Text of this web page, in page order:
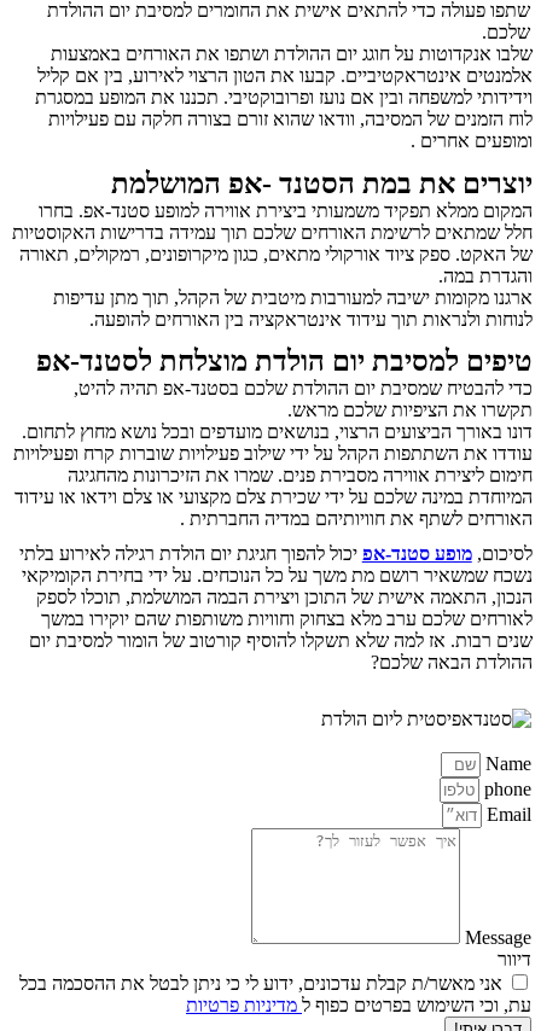
שתפו פעולה כדי להתאים אישית את החומרים למסיבת יום ההולדת
שלכם.
שלבו אנקדוטות על חוגג יום ההולדת ושתפו את האורחים באמצעות
אלמנטים אינטראקטיביים. קבעו את הטון הרצוי לאירוע, בין אם קליל
וידידותי למשפחה ובין אם נועז ופרובוקטיבי. תכננו את המופע במסגרת
לוח הזמנים של המסיבה, וודאו שהוא זורם בצורה חלקה עם פעילויות
ומופעים אחרים .
יוצרים את במת הסטנד -אפ המושלמת
המקום ממלא תפקיד משמעותי ביצירת אווירה למופע סטנד-אפ. בחרו
חלל שמתאים לרשימת האורחים שלכם תוך עמידה בדרישות האקוסטיות
של האקט. ספק ציוד אורקולי מתאים, כגון מיקרופונים, רמקולים, תאורה
והגדרת במה.
ארגנו מקומות ישיבה למעורבות מיטבית של הקהל, תוך מתן עדיפות
לנוחות ולנראות תוך עידוד אינטראקציה בין האורחים להופעה.
טיפים למסיבת יום הולדת מוצלחת לסטנד-אפ
כדי להבטיח שמסיבת יום ההולדת שלכם בסטנד-אפ תהיה להיט,
תקשרו את הציפיות שלכם מראש.
דונו באורך הביצועים הרצוי, בנושאים מועדפים ובכל נושא מחוץ לתחום.
עודדו את השתתפות הקהל על ידי שילוב פעילויות שוברות קרח ופעילויות
חימום ליצירת אווירה מסבירת פנים. שמרו את הזיכרונות מהחגיגה
המיוחדת במינה שלכם על ידי שכירת צלם מקצועי או צלם וידאו או עידוד
האורחים לשתף את חוויותיהם במדיה החברתית .
לסיכום,מופע סטנד-אפ יכול להפוך חגיגת יום הולדת רגילה לאירוע בלתי
נשכח שמשאיר רושם מת משך על כל הנוכחים. על ידי בחירת הקומיקאי
הנכון, התאמה אישית של התוכן ויצירת הבמה המושלמת, תוכלו לספק
לאורחים שלכם ערב מלא בצחוק וחוויות משותפות שהם יוקירו במשך
שנים רבות. אז למה שלא תשקלו להוסיף קורטוב של הומור למסיבת יום
ההולדת הבאה שלכם?
Name
phone
Email
Message
דיוור
אני מאשר/ת קבלת עדכונים, ידוע לי כי ניתן לבטל את ההסכמה בכל
עת, וכי השימוש בפרטים כפוף ל מדיניות פרטיות